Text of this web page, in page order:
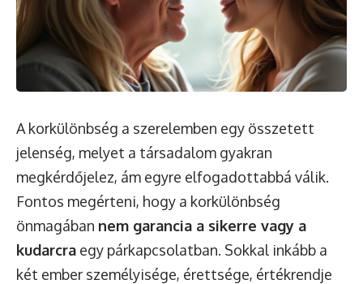
A korkülönbség a szerelemben egy összetett
jelenség, melyet a társadalom gyakran
megkérdőjelez, ám egyre elfogadottabbá válik.
Fontos megérteni, hogy a korkülönbség
önmagában nem garancia a sikerre vagy a
kudarcra egy párkapcsolatban. Sokkal inkább a
két ember személyisége, érettsége, értékrendje